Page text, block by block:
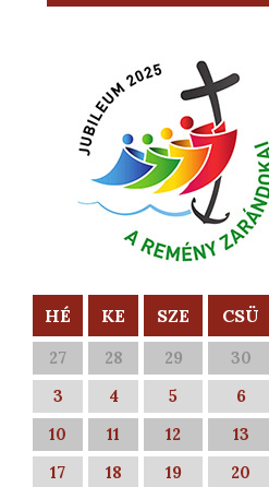
HÉ KE SZE CSÜ
27 28 29 30
3
4 5 6
10
11 12 13
17
18 19 20